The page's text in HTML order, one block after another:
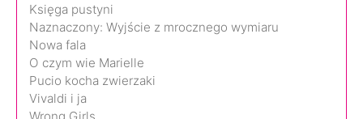
Księga pustyni
Naznaczony: Wyjście z mrocznego wymiaru
Nowa fala
O czym wie Marielle
Pucio kocha zwierzaki
Vivaldi i ja